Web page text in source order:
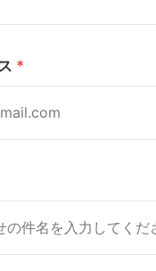
*